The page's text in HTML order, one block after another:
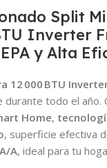
Split
Inverter
y Alta
12 000 BTU
durante todo el año.
Home,
, superficie efectiva
A/A, ideal para tu